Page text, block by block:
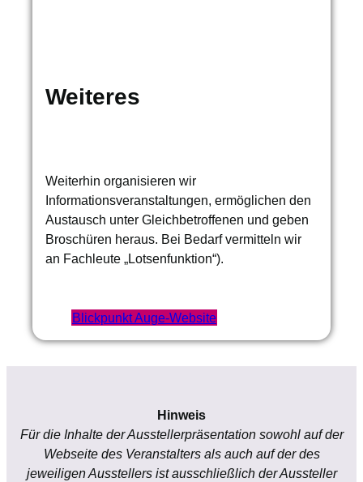
Weiteres
Weiterhin organisieren wir
Informationsveranstaltungen, ermöglichen den
Austausch unter Gleichbetroffenen und geben
Broschüren heraus. Bei Bedarf vermitteln wir
an Fachleute „Lotsenfunktion“).
Blickpunkt Auge-Website
Hinweis
Für die Inhalte der Ausstellerpräsentation sowohl auf der
Webseite des Veranstalters als auch auf der des
jeweiligen Ausstellers ist ausschließlich der Aussteller